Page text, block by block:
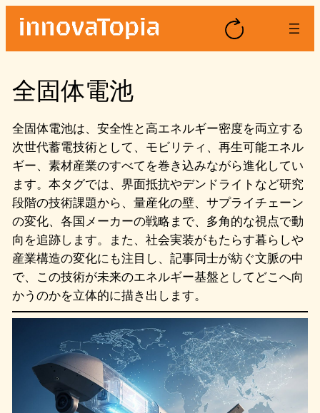
を
キ
プ
全固体電池
全固体電池は、安全性と高エネルギー密度を両立する
次世代蓄電技術として、モビリティ、再生可能エネル
ギー、素材産業のすべてを巻き込みながら進化してい
ます。本タグでは、界面抵抗やデンドライトなど研究
段階の技術課題から、量産化の壁、サプライチェーン
の変化、各国メーカーの戦略まで、多角的な視点で動
向を追跡します。また、社会実装がもたらす暮らしや
産業構造の変化にも注目し、記事同士が紡ぐ文脈の中
で、この技術が未来のエネルギー基盤としてどこへ向
かうのかを立体的に描き出します。